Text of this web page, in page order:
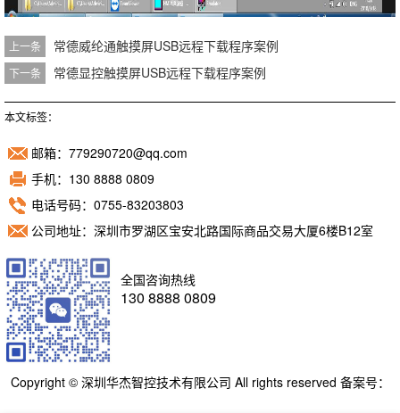
上一条 常德威纶通触摸屏USB远程下载程序案例
下一条 常德显控触摸屏USB远程下载程序案例
本文标签：
邮箱：779290720@qq.com
手机：130 8888 0809
电话号码：0755-83203803
公司地址：深圳市罗湖区宝安北路国际商品交易大厦6楼B12室
全国咨询热线
130 8888 0809
Copyright © 深圳华杰智控技术有限公司 All rights reserved 备案号：